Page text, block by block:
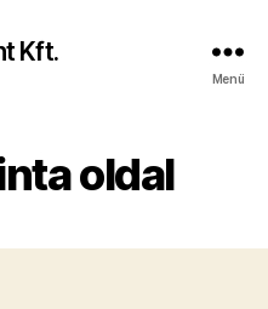
Kft.
Menü
oldal